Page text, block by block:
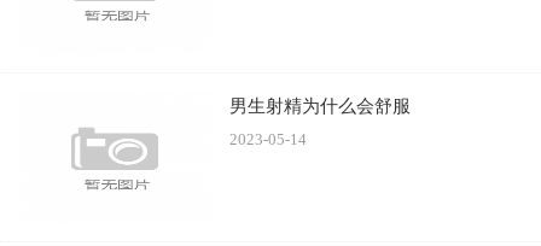
谢能力下降，从而影响性功能。
出现全身血管扩张的情况。如此一来，会减少流向阴茎的血
液量，从而影响性生活，导致阳痿疾病。
男生射精为什么会舒服
2023-05-14